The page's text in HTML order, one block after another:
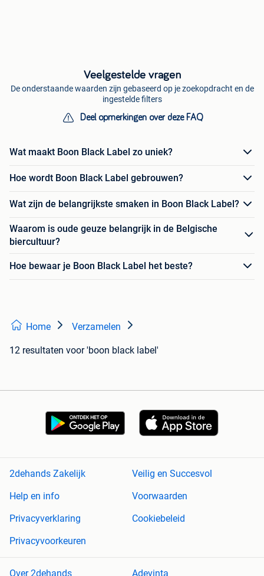
Veelgestelde vragen
De onderstaande waarden zijn gebaseerd op je zoekopdracht en de
ingestelde filters
Deel opmerkingen over deze FAQ
Wat maakt Boon Black Label zo uniek?
Hoe wordt Boon Black Label gebrouwen?
Wat zijn de belangrijkste smaken in Boon Black Label?
Waarom is oude geuze belangrijk in de Belgische
biercultuur?
Hoe bewaar je Boon Black Label het beste?
Home Verzamelen
12 resultaten voor 'boon black label'
2dehands Zakelijk
Veilig en Succesvol
Help en info
Voorwaarden
Privacyverklaring
Cookiebeleid
Privacyvoorkeuren
Over 2dehands Adevinta